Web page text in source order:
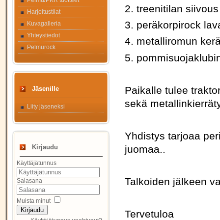
Harjoitustilat
Kuvagalleria
Yhteystiedot
Pelmurock
Jäsenille
Liity jäseneksi
Kirjaudu
Käyttäjätunnus
Salasana
Muista minut
Kirjaudu
2. treenitilan siivous
3. peräkorpirock
4. metalliromun
5.
Paikalle tulee
sekä
Yhdistys tarjoaa
juomaa..
Talkoiden jälkeen
Tervetuloa